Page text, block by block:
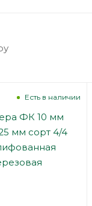
Есть в наличии